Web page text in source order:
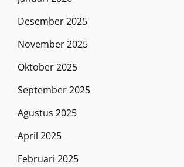
Desember 2025
November 2025
Oktober 2025
September 2025
Agustus 2025
April 2025
Februari 2025